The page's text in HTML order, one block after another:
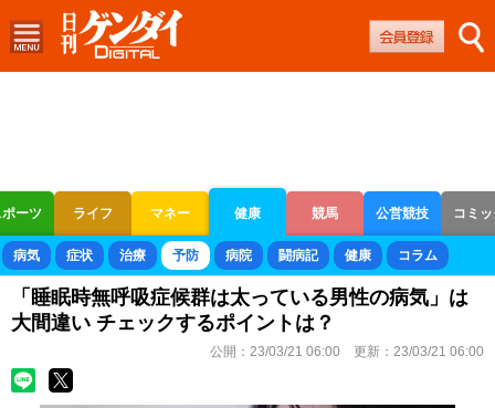
ーツ ライフ マネー 健康 競馬 公営競技 コミ
ボートレース 競輪 オートレース
病気 症状 治療 予防 病院 闘病記 健康 コラム
「睡眠時無呼吸症候群は太っている男性の病気」は
大間違い チェックするポイントは？
公開： 23/03/21 06:00 更新： 23/03/21 06:00